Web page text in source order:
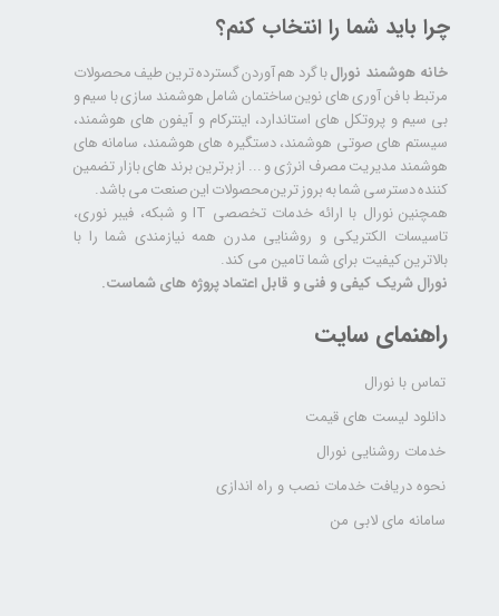
راهنمای سایت
تماس با نورال
دانلود لیست های قیمت
خدمات روشنایی نورال
نحوه دریافت خدمات نصب و راه اندازی
سامانه مای لابی من
چرا باید شما را انتخاب کنم؟
خانه هوشمند نورالبا گرد هم آوردن گسترده ترین طیف محصولات
مرتبط با فن آوری های نوین ساختمان شامل هوشمند سازی با سیم و
بی سیم و پروتکل های استاندارد، اینترکام و آیفون های هوشمند،
سیستم های صوتی هوشمند، دستگیره های هوشمند، سامانه های
هوشمند مدیریت مصرف انرژی و ... از برترین برند های بازار تضمین
کننده دسترسی شما به بروز ترین محصولات این صنعت می باشد.
همچنین نورال با ارائه خدمات تخصصی IT و شبکه، فیبر نوری،
تاسیسات الکتریکی و روشنایی مدرن همه نیازمندی شما را با
بالاترین کیفیت برای شما تامین می کند.
نورال شریک کیفی و فنی و قابل اعتماد پروژه های شماست.